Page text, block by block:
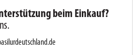
beim Einkauf?